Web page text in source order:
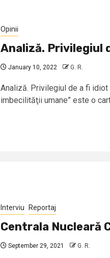
Opinii
Analiză. Privilegiul
January 10, 2022 G. R.
Analiză. Privilegiul de a fi idiot
imbecilităţii umane” este o
Interviu Reportaj
Centrala Nucleară
September 29, 2021 G. R.